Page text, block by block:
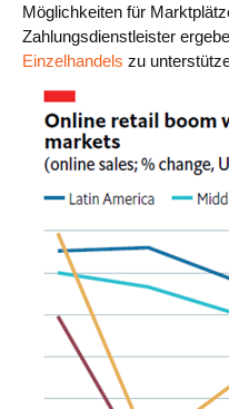
Möglichkeiten für
Zahlungsdienstleister
Einzelhandels zu